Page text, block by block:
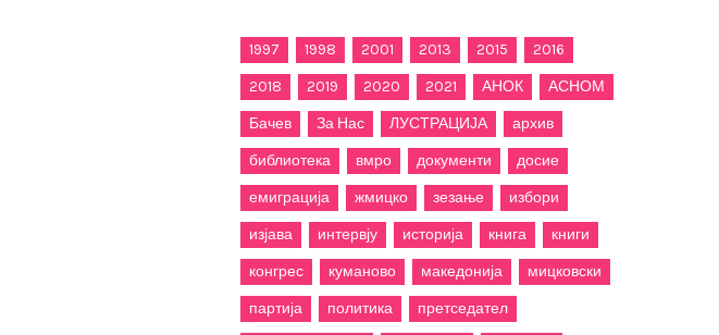
1997 1998 2001 2013 2015
2016
2018
2019 2020 2021 АНОК
АСНОМ
Бачев
За Нас ЛУСТРАЦИЈА
архив
библиотека
вмро документи
досие
емиграција
жмицко зезање
избори
изјава
интервју историја книга
книги
конгрес
куманово македонија
мицковски
партија
политика
претседател